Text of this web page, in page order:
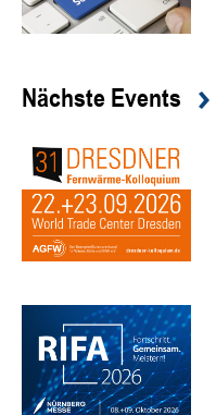
Nächste Events